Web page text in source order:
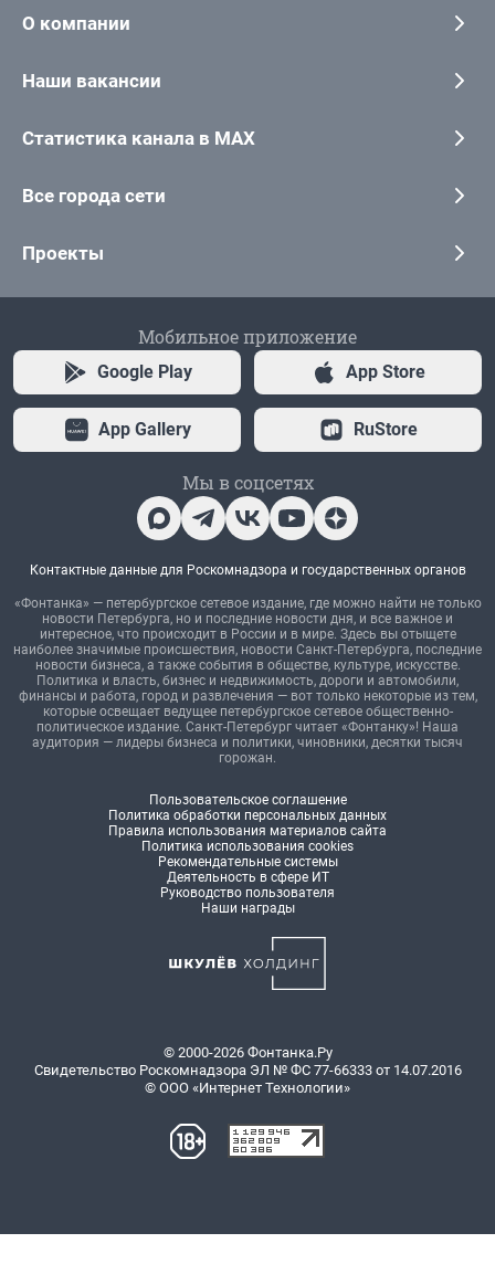
О компании
Наши вакансии
Статистика канала в MAX
Все города сети
Проекты
Мобильное приложение
Google Play App Store
App Gallery RuStore
Мы в соцсетях
Контактные данные для Роскомнадзора и государственных органов
«Фонтанка» — петербургское сетевое издание, где можно найти не только
новости Петербурга, но и последние новости дня, и все важное и
интересное, что происходит в России и в мире. Здесь вы отыщете
наиболее значимые происшествия, новости Санкт-Петербурга, последние
новости бизнеса, а также события в обществе, культуре, искусстве.
Политика и власть, бизнес и недвижимость, дороги и автомобили,
финансы и работа, город и развлечения — вот только некоторые из тем,
которые освещает ведущее петербургское сетевое общественно-
политическое издание. Санкт-Петербург читает «Фонтанку»! Наша
аудитория — лидеры бизнеса и политики, чиновники, десятки тысяч
горожан.
Пользовательское соглашение
Политика обработки персональных данных
Правила использования материалов сайта
Политика использования cookies
Рекомендательные системы
Деятельность в сфере ИТ
Руководство пользователя
Наши награды
© 2000-2026 Фонтанка.Ру
Свидетельство Роскомнадзора ЭЛ № ФС 77-66333 от 14.07.2016
© ООО «Интернет Технологии»